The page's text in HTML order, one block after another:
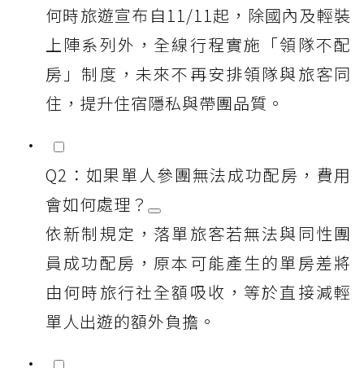
何時旅遊宣布自11/11起，除國內及輕裝
上陣系列外，全線行程實施「領隊不配
房」制度，未來不再安排領隊與旅客同
住，提升住宿隱私與帶團品質。
Q2：如果單人參團無法成功配房，費用
會如何處理？
依新制規定，落單旅客若無法與同性團
員成功配房，原本可能產生的單房差將
由何時旅行社全額吸收，等於直接減輕
單人出遊的額外負擔。